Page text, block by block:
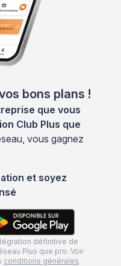
bons plans !
que vous
Club Plus que
vous gagnez
et soyez
définitive de
Plus que pro. Voir
conditions générales.